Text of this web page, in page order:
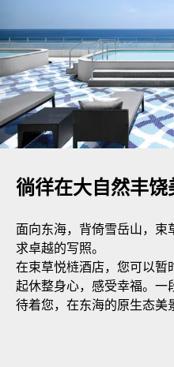
徜徉在大自然丰饶
面向东海，背倚雪岳山，束
求卓越的写照。
在束草悦梿酒店，您可以暂
起休整身心，感受幸福。一
待着您，在东海的原生态美